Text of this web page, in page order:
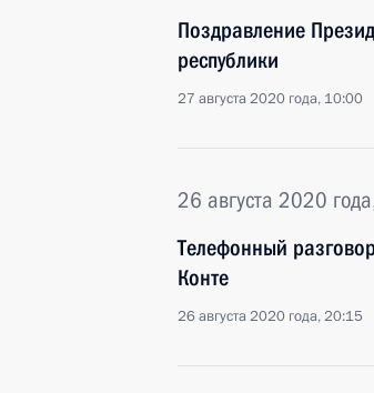
Поздравление
республики
27 августа 2020 года, 10:00
26 августа 2020
Телефонный
Конте
26 августа 2020 года, 20:15